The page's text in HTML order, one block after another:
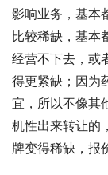
影响业务，基本
比较稀缺，基本
经营不下去，或
得更紧缺；因为
宜，所以不像其
机性出来转让的
牌变得稀缺，报